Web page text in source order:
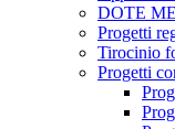
DOTE
Progetti
Tirocinio
Progetti